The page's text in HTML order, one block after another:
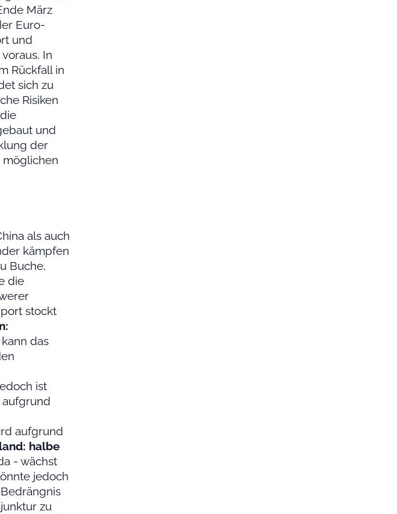
März
Euro-
und
In
Rückfall in
sich zu
Risiken
und
der
möglichen
als auch
kämpfen
Buche,
die
stockt
das
ist
aufgrund
halbe
- wächst
jedoch
zu